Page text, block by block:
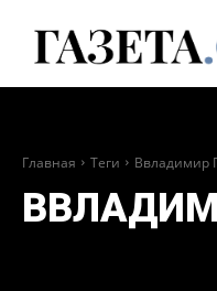
Главная Теги Ввладимир